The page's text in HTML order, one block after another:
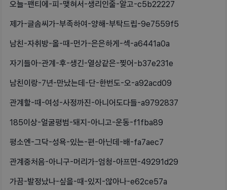
오늘-팬티에-피-맺혀서-생리인줄-알고-c5b22227
제가-글솜씨가-부족하여-양해-부탁드립-9e7559f5
남친-자취방-올-때-먼가-은은하게-섹-a6441a0a
자기들아-관계-후-생긴-열상같은-찢어-b37e231e
남친이랑-7년-만났는데-단-한번도-오-a92acd09
관계할-때-여성-사정까진-아니어도다들-a9792837
185이상-얼굴평범-돼지-아니고-운동-f1fba89
평소엔-그닥-성욕-있는-편-아닌데-배-fa7aec7
관계중처음-아니구-머리가-엄청-아프면-49291d29
가끔-발정났나-싶을-때-있지-않아나-e62ce57a